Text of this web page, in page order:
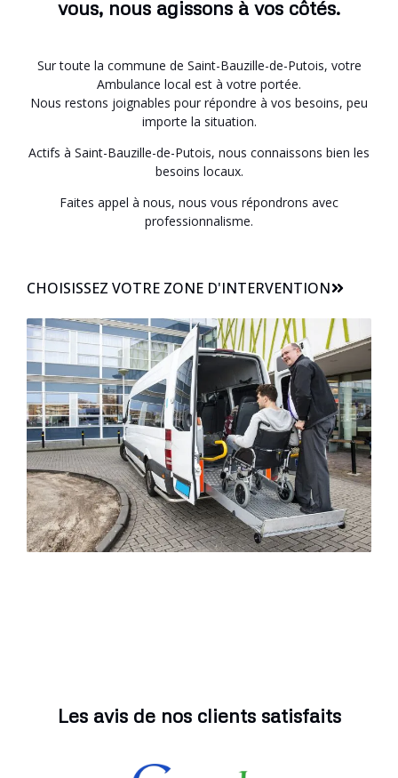
vous, nous agissons à vos côtés.
Sur toute la commune de Saint-Bauzille-de-Putois, votre
Ambulance local est à votre portée.
Nous restons joignables pour répondre à vos besoins, peu
importe la situation.
Actifs à Saint-Bauzille-de-Putois, nous connaissons bien les
besoins locaux.
Faites appel à nous, nous vous répondrons avec
professionnalisme.
CHOISISSEZ VOTRE ZONE D'INTERVENTION
Les avis de nos clients satisfaits